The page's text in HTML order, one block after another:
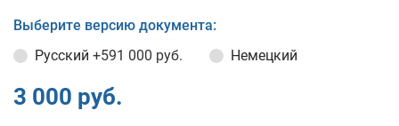
Выберите версию документа:
Русский +591 000 руб. Немецкий
3 000 руб.